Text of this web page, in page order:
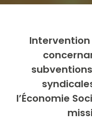
l’Économie